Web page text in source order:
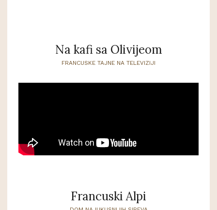
Na kafi sa Olivijeom
FRANCUSKE TAJNE NA TELEVIZIJI
Francuski Alpi